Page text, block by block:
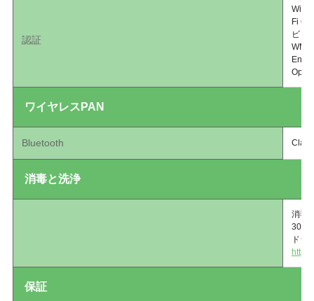
認証
Wi-Fi
Fi 6E
ビッ
ワイヤレスPAN
Bluetooth
消毒と洗浄
消毒
30以
ドラ
保証